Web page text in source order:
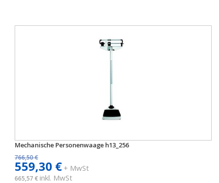
Mechanische Personenwaage h13_256
766,50 €
559,30 €+ MwSt
665,57 € inkl. MwSt